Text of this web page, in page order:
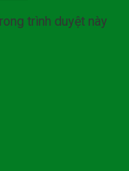
trình duyệt này